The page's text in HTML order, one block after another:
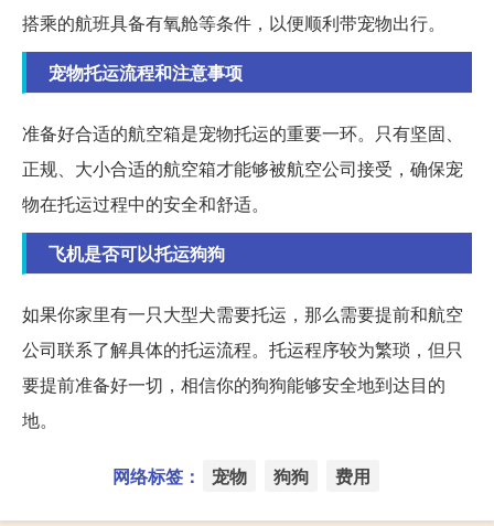
搭乘的航班具备有氧舱等条件，以便顺利带宠物出行。
宠物托运流程和注意事项
准备好合适的航空箱是宠物托运的重要一环。只有坚固、
正规、大小合适的航空箱才能够被航空公司接受，确保宠
物在托运过程中的安全和舒适。
飞机是否可以托运狗狗
如果你家里有一只大型犬需要托运，那么需要提前和航空
公司联系了解具体的托运流程。托运程序较为繁琐，但只
要提前准备好一切，相信你的狗狗能够安全地到达目的
地。
网络标签： 宠物 狗狗 费用